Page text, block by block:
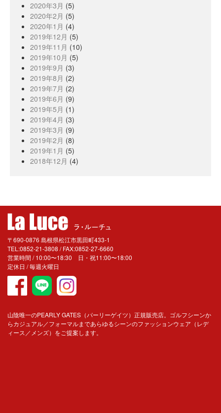
2020年3月 (5)
2020年2月 (5)
2020年1月 (4)
2019年12月 (5)
2019年11月 (10)
2019年10月 (5)
2019年9月 (3)
2019年8月 (2)
2019年7月 (2)
2019年6月 (9)
2019年5月 (1)
2019年4月 (3)
2019年3月 (9)
2019年2月 (8)
2019年1月 (5)
2018年12月 (4)
〒690-0876 島根県松江市黒田町433-1
TEL:0852-21-3808 / FAX:0852-27-6660
営業時間 / 10:00〜18:30 日・祝11:00〜18:00
定休日 / 毎週火曜日
山陰唯一のPEARLY GATES（パーリーゲイツ）正規販売店。ゴルフシーンか
らカジュアル／フォーマルまであらゆるシーンのファッションウェア（レデ
ィース／メンズ）をご提案します。